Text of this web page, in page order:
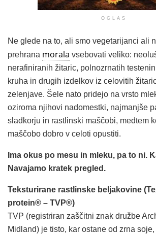
OGLAS
Ne glede na to, ali smo vegetarijanci ali
prehrana morala vsebovati veliko:
nerafiniranih žitaric, polnozrnatih
kruha in drugih izdelkov iz celovitih
zelenjave. Šele nato pridejo na vrsto
oziroma njihovi nadomestki, najmanjše
sladkorju in rastlinski maščobi, medtem
maščobo dobro v celoti opustiti.
Ima okus po mesu in mleku, pa to ni.
Navajamo kratek pregled.
Teksturirane rastlinske beljakovine
protein® – TVP®)
TVP (registriran zaščitni znak družbe
Midland) je tisto, kar ostane od zrna